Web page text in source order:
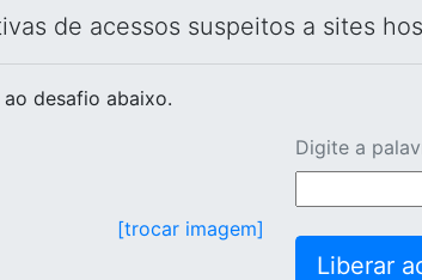
de acessos suspeitos a sites
desafio abaixo.
[trocar imagem]
Digite a